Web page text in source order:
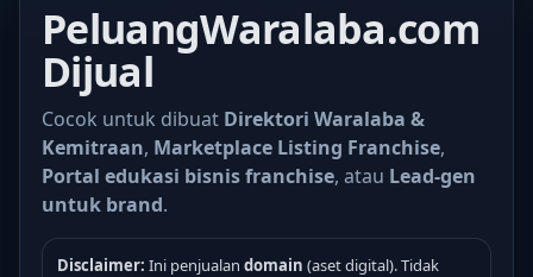
PeluangWaralaba.com
Dijual
Cocok untuk dibuat Direktori Waralaba &
Kemitraan, Marketplace Listing Franchise,
Portal edukasi bisnis franchise, atau Lead-gen
untuk brand.
Disclaimer: Ini penjualan domain (aset digital). Tidak